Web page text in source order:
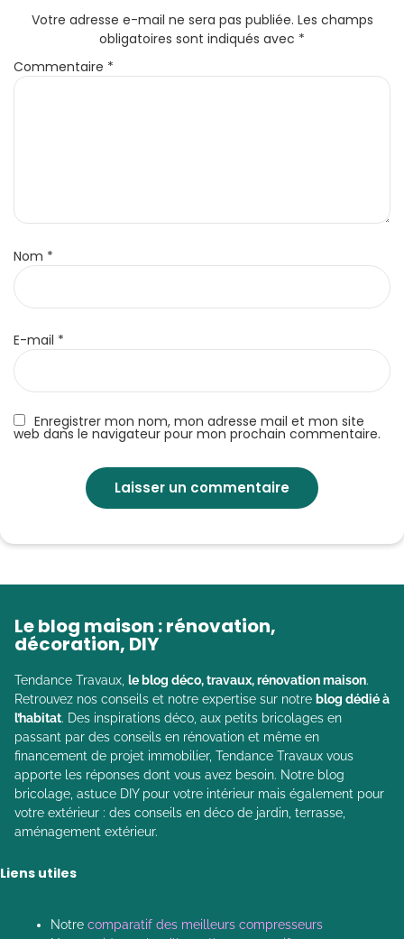
Enregistrer mon nom, mon adresse mail et mon site
web dans le navigateur pour mon prochain commentaire.
Votre adresse e-mail ne sera pas publiée. Les champs
obligatoires sont indiqués avec *
Commentaire *
Nom *
E-mail *
Le blog maison : rénovation,
décoration, DIY
Tendance Travaux, le blog déco, travaux, rénovation maison.
Retrouvez nos conseils et notre expertise sur notre blog dédié à
l’habitat. Des inspirations déco, aux petits bricolages en
passant par des conseils en rénovation et même en
financement de projet immobilier, Tendance Travaux vous
apporte les réponses dont vous avez besoin. Notre blog
bricolage, astuce DIY pour votre intérieur mais également pour
votre extérieur : des conseils en déco de jardin, terrasse,
aménagement extérieur.
Liens utiles
Notre comparatif des meilleurs compresseurs